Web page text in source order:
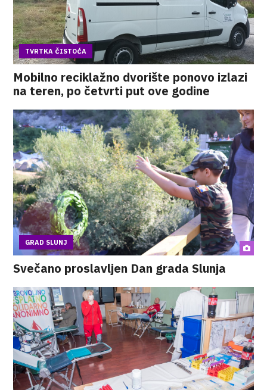
TVRTKA ČISTOĆA
Mobilno reciklažno dvorište ponovo izlazi
na teren, po četvrti put ove godine
GRAD SLUNJ
Svečano proslavljen Dan grada Slunja